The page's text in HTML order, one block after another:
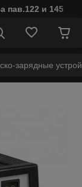
и 145
зарядные